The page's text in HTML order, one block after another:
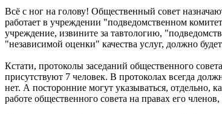
Всё с ног на голову! Общественный совет
работает в учреждении "подведомственном
учреждение, извините за тавтологию,
"независимой оценки" качества услуг, должно
Кстати, протоколы заседаний общественного
присутствуют 7 человек. В протоколах всегда
нет. А посторонние могут указываться, отдельно,
работе общественного совета на правах его